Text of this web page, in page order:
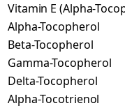
Vitamin E (Alpha-
Alpha-Tocopherol
Beta-Tocopherol
Gamma-Tocopherol
Delta-Tocopherol
Alpha-Tocotrienol